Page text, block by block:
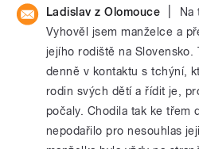
Ladislav z Olomouce
Na
Vyhověl jsem manželce a
jejího rodiště na Slovensko.
denně v kontaktu s tchýní,
rodin svých dětí a řídit je,
počaly. Chodila tak ke třem
nepodařilo pro nesouhlas